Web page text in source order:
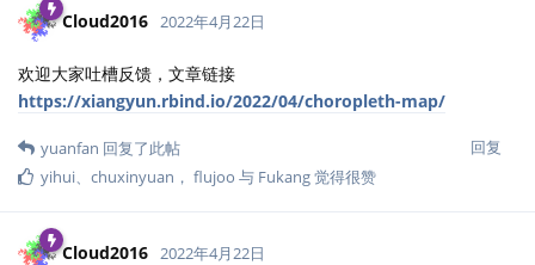
Cloud2016 2022年4月22日
欢迎大家吐槽反馈，文章链接
https://xiangyun.rbind.io/2022/04/choropleth-map/
回复
yuanfan 回复了此帖
yihui、 chuxinyuan ， flujoo 与 Fukang觉得很赞
Cloud2016 2022年4月22日